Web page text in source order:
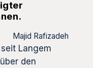
Majid Rafizadeh
Langem
den